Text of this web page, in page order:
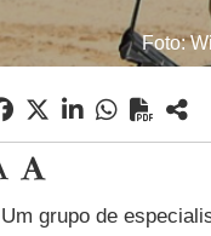
Foto:
Um grupo de